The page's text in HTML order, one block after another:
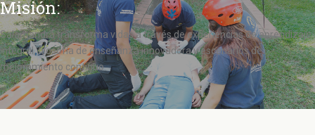
Misión:
Salamandra transforma vidas a través de experiencias de aprendizaje
integral, filosofía de enseñanza innovadora y escenarios de
mejoramiento continuo